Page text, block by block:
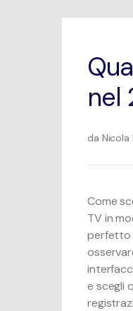
nel
da Nicola
Come
TV in
perfetto
e scegli